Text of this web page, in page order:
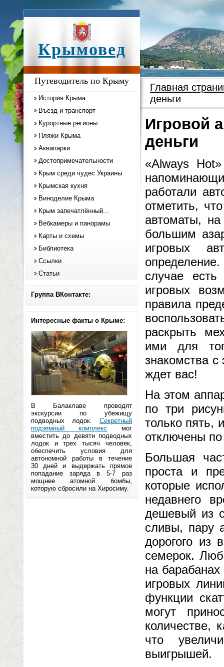
Крымовед
Путеводитель по Крыму
История Крыма
Въезд и транспорт
Курортные регионы
Пляжи Крыма
Аквапарки
Достопримечательности
Крым среди чудес Украины
Крымская кухня
Виноделие Крыма
Крым запечатлённый...
Вебкамеры и панорамы
Карты и схемы
Библиотека
Ссылки
Статьи
Группа ВКонтакте:
Интересные факты о Крыме:
В Балаклаве проводят
экскурсии по убежищу
подводных лодок. Секретный
подземный комплекс мог
вместить до девяти подводных
лодок и трех тысяч человек,
обеспечить условия для
автономной работы в течение
30 дней и выдержать прямое
попадание заряда в 5-7 раз
мощнее атомной бомбы,
которую сбросили на Хиросиму.
Главная
деньги
Игровой
деньги
«Always
работали
отметить,
автоматы,
большим
игровых
случае есть
игровых
правила
раскрыть
ими для
знакомства
ждет вас!
На этом
по три
только пять,
отключены
Большая
проста и
которые
недавнего
дешевый из
сливы, пару
дорогого из
семерок.
на
игровых
функции
могут
количестве,
что
выигрышей.